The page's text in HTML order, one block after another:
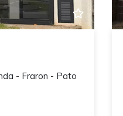
- Fraron - Pato